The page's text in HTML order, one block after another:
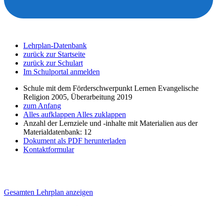
Lehrplan-Datenbank
zurück zur Startseite
zurück zur Schulart
Im Schulportal anmelden
Schule mit dem Förderschwerpunkt Lernen Evangelische
Religion 2005, Überarbeitung 2019
zum Anfang
Alles aufklappen Alles zuklappen
Anzahl der Lernziele und -inhalte mit Materialien aus der
Materialdatenbank: 12
Dokument als PDF herunterladen
Kontaktformular
Gesamten Lehrplan anzeigen